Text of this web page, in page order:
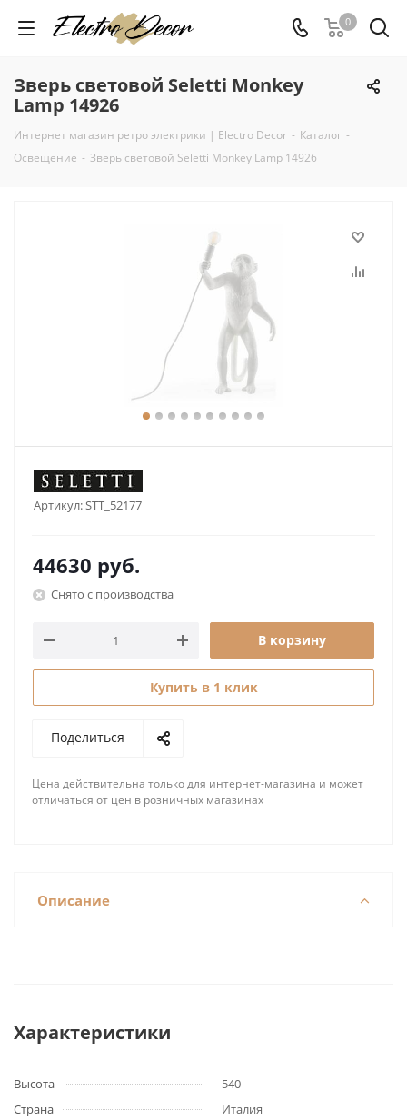
0
Зверь световой Seletti Monkey
Lamp 14926
Интернет магазин ретро электрики | Electro Decor - Каталог -
Освещение - Зверь световой Seletti Monkey Lamp 14926
Артикул:STT_52177
44630 руб.
Снято с производства
В корзину
Купить в 1 клик
Поделиться
Цена действительна только для интернет-магазина и может
отличаться от цен в розничных магазинах
Описание
Характеристики
Высота
540
Страна
Италия